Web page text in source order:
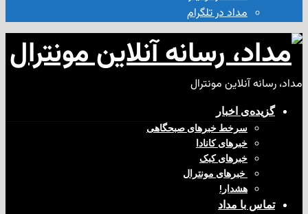
مداد در تلگرام
مونترال
اخبار
سرخط خبرهای صبحگاهی
خبرهای کانادا
خبرهای کبک
‌ خبرهای مونترال
مداد